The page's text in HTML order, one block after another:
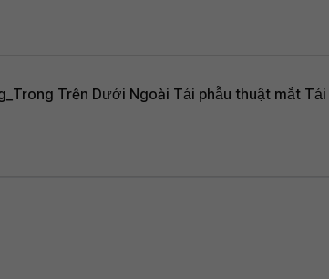
Trên Dưới Ngoài Tái phẫu thuật mắt